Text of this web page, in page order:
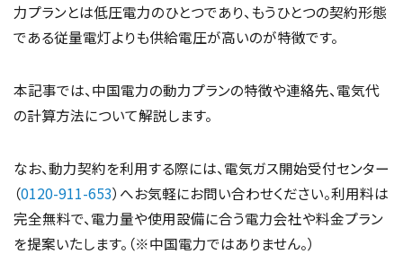
力プランとは低圧電力のひとつであり、もうひとつの契約形態
である従量電灯よりも供給電圧が高いのが特徴です。
本記事では、中国電力の動力プランの特徴や連絡先、電気代
の計算方法について解説します。
なお、動力契約を利用する際には、電気ガス開始受付センター
（0120-911-653）へお気軽にお問い合わせください。利用料は
完全無料で、電力量や使用設備に合う電力会社や料金プラン
を提案いたします。（※中国電力ではありません。）